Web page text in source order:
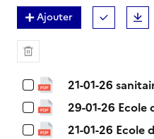
Ajouter Tout
21-01-26
29-01-
21-01-26